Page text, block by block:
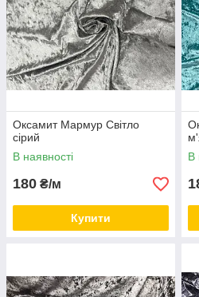
Оксамит Мармур Світло
сірий
В наявності
180 ₴/м
Купити
В